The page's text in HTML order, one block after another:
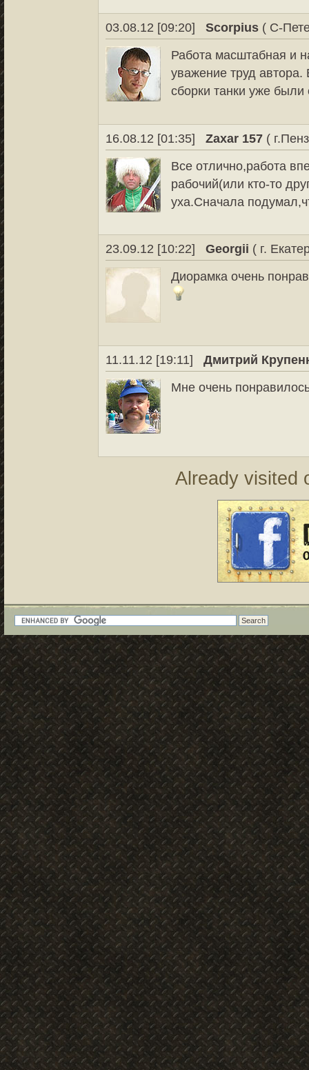
03.08.12 [09:20] Scorpius ( С-
Работа масштабная и
уважение труд автора.
сборки танки уже
16.08.12 [01:35] Zaхar 157 (
Все отлично,работа
рабочий(или кто-то
уха.Сначала
23.09.12 [10:22] Georgii ( г.
Диорамка очень
11.11.12 [19:11]
Дмитрий
Мне очень
Already visited